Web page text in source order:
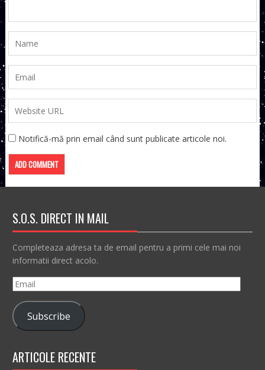
Notifică-mă prin email când sunt publicate articole noi.
S.O.S. DIRECT IN MAIL
Completeaza adresa ta de email pentru a primi cele mai noi
informatii direct acolo.
Email
Subscribe
ARTICOLE RECENTE